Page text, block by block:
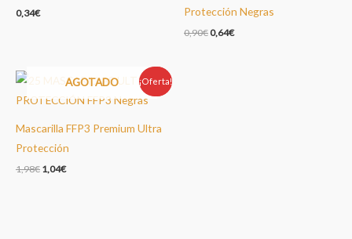
0,34€
Protección Negras
0,90€El
0,64€El
Oferta!
¡Oferta!
AGOTADO
Mascarilla FFP3 Premium Ultra
Protección
1,98€ El
1,04€El